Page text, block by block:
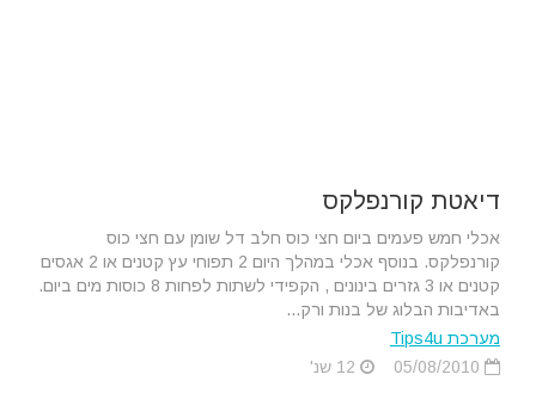
דיאטת קורנפלקס
אכלי חמש פעמים ביום חצי כוס חלב דל שומן עם חצי כוס
קורנפלקס. בנוסף אכלי במהלך היום 2 תפוחי עץ קטנים או 2 אגסים
קטנים או 3 גזרים בינונים , הקפידי לשתות לפחות 8 כוסות מים ביום.
באדיבות הבלוג של בנות ורק...
מערכת Tips4u